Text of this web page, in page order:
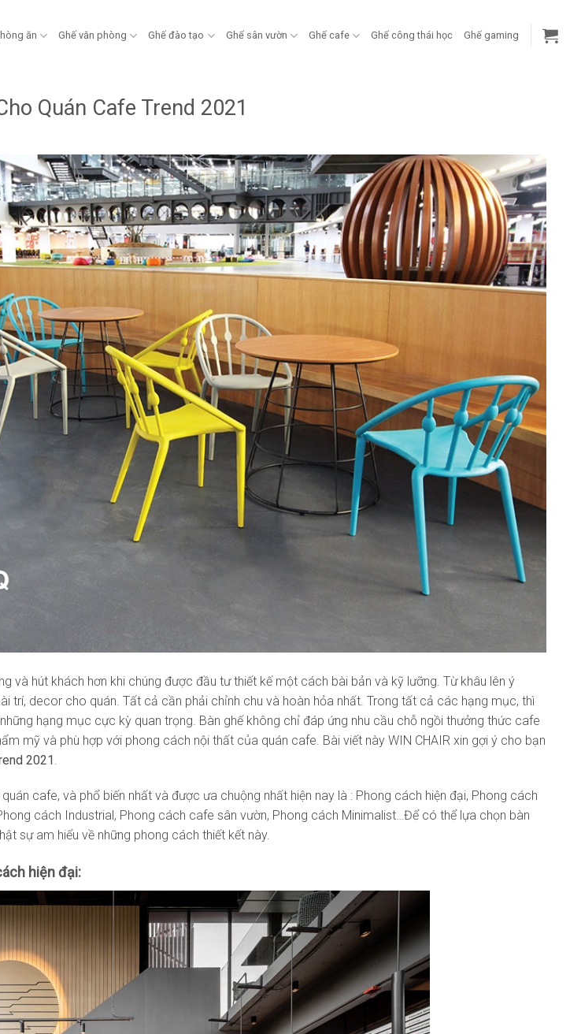
ăn Ghế văn phòng Ghế đào tạo Ghế sân vườn Ghế cafe Ghế công thái học Ghế gaming
Quán Cafe Trend 2021
và hút khách hơn khi chúng được đầu tư thiết kế một cách bài bản và kỹ lưỡng. Từ khâu lên ý
trí, decor cho quán. Tất cả cần phải chỉnh chu và hoàn hỏa nhất. Trong tất cả các hạng mục, thì
hạng mục cực kỳ quan trọng. Bàn ghế không chỉ đáp ứng nhu cầu chỗ ngồi thưởng thức cafe
mỹ và phù hợp với phong cách nội thất của quán cafe. Bài viết này WIN CHAIR xin gợi ý cho bạn
2021
cafe, và phổ biến nhất và được ưa chuộng nhất hiện nay là : Phong cách hiện đại, Phong cách
cách Industrial, Phong cách cafe sân vườn, Phong cách Minimalist…Để có thể lựa chọn bàn
sự am hiểu về những phong cách thiết kết này.
hiện đại: